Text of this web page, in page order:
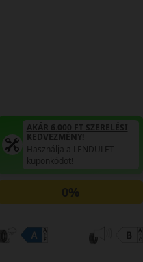
AKÁR 6.000 FT SZERELÉSI
KEDVEZMÉNY!
Használja a LENDÜLET
kuponkódot!
0%